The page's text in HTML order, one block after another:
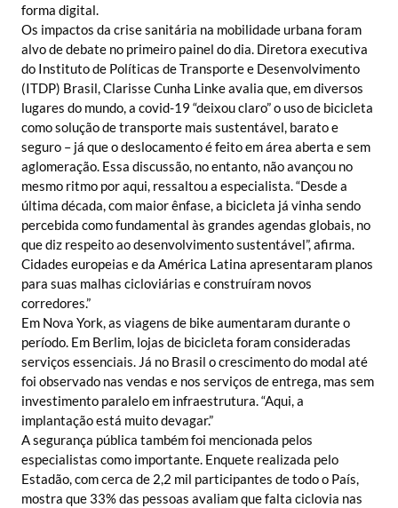
forma digital.
Os impactos da crise sanitária na mobilidade urbana foram
alvo de debate no primeiro painel do dia. Diretora executiva
do Instituto de Políticas de Transporte e Desenvolvimento
(ITDP) Brasil, Clarisse Cunha Linke avalia que, em diversos
lugares do mundo, a covid-19 “deixou claro” o uso de bicicleta
como solução de transporte mais sustentável, barato e
seguro – já que o deslocamento é feito em área aberta e sem
aglomeração. Essa discussão, no entanto, não avançou no
mesmo ritmo por aqui, ressaltou a especialista. “Desde a
última década, com maior ênfase, a bicicleta já vinha sendo
percebida como fundamental às grandes agendas globais, no
que diz respeito ao desenvolvimento sustentável”, afirma.
Cidades europeias e da América Latina apresentaram planos
para suas malhas cicloviárias e construíram novos
corredores.”
Em Nova York, as viagens de bike aumentaram durante o
período. Em Berlim, lojas de bicicleta foram consideradas
serviços essenciais. Já no Brasil o crescimento do modal até
foi observado nas vendas e nos serviços de entrega, mas sem
investimento paralelo em infraestrutura. “Aqui, a
implantação está muito devagar.”
A segurança pública também foi mencionada pelos
especialistas como importante. Enquete realizada pelo
Estadão, com cerca de 2,2 mil participantes de todo o País,
mostra que 33% das pessoas avaliam que falta ciclovia nas